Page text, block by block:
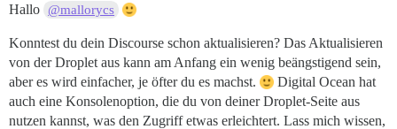
Hallo @mallorycs
Konntest du dein Discourse schon aktualisieren? Das Aktualisieren
von der Droplet aus kann am Anfang ein wenig beängstigend sein,
aber es wird einfacher, je öfter du es machst.
Digital Ocean hat
auch eine Konsolenoption, die du von deiner Droplet-Seite aus
nutzen kannst, was den Zugriff etwas erleichtert. Lass mich wissen,